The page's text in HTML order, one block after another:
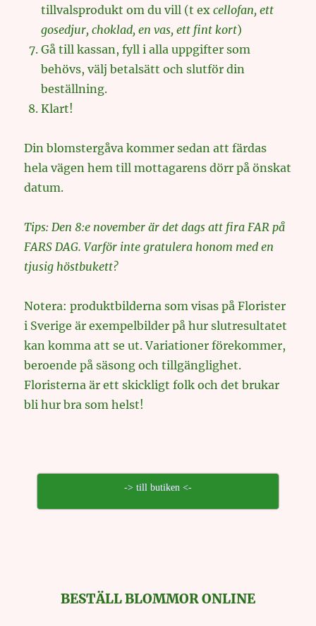
tillvalsprodukt om du vill (t excellofan, ett
gosedjur, choklad, en vas, ett fint kort)
Gå till kassan, fyll i alla uppgifter som
behövs, välj betalsätt och slutför din
beställning.
Klart!
Din blomstergåva kommer sedan att färdas
hela vägen hem till mottagarens dörr på önskat
datum.
Tips: Den 8:e november är det dags att fira FAR på
FARS DAG. Varför inte gratulera honom med en
tjusig höstbukett?
Notera: produktbilderna som visas på Florister
i Sverige är exempelbilder på hur slutresultatet
kan komma att se ut. Variationer förekommer,
beroende på säsong och tillgänglighet.
Floristerna är ett skickligt folk och det brukar
bli hur bra som helst!
-> till butiken <-
BESTÄLL BLOMMOR ONLINE